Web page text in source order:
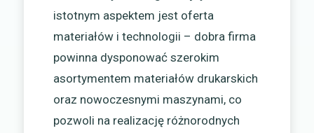
istotnym aspektem jest oferta
materiałów i technologii – dobra firma
powinna dysponować szerokim
asortymentem materiałów drukarskich
oraz nowoczesnymi maszynami, co
pozwoli na realizację różnorodnych